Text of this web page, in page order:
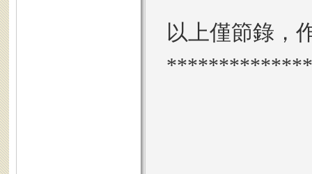
以上僅節錄，